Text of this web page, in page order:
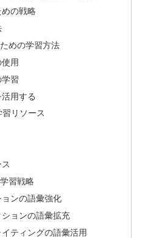
の戦略
めの学習方法
用
習
用する
リソース
習戦略
ンの語彙強化
ョンの語彙拡充
ティングの語彙活用